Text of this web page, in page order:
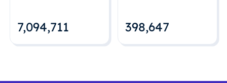
7,094,712 398,648